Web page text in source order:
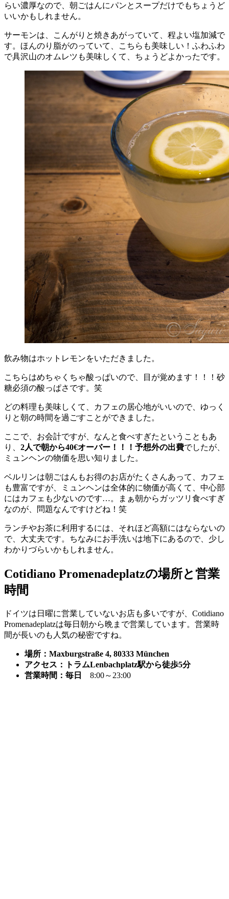
らい濃厚なので、朝ごはんにパンとスープだけでもちょうど
いいかもしれません。
サーモンは、こんがりと焼きあがっていて、程よい塩加減で
す。ほんのり脂がのっていて、こちらも美味しい！ふわふわ
で具沢山のオムレツも美味しくて、ちょうどよかったです。
飲み物はホットレモンをいただきました。
こちらはめちゃくちゃ酸っぱいので、目が覚めます！！！砂
糖必須の酸っぱさです。笑
どの料理も美味しくて、カフェの居心地がいいので、ゆっく
りと朝の時間を過ごすことができました。
ここで、お会計ですが、なんと食べすぎたということもあ
り、 2人で朝から40€オーバー！！！予想外の出費でしたが、
ミュンヘンの物価を思い知りました。
ベルリンは朝ごはんもお得のお店がたくさんあって、カフェ
も豊富ですが、ミュンヘンは全体的に物価が高くて、中心部
にはカフェも少ないのです…。まぁ朝からガッツリ食べすぎ
なのが、問題なんですけどね！笑
ランチやお茶に利用するには、それほど高額にはならないの
で、大丈夫です。ちなみにお手洗いは地下にあるので、少し
わかりづらいかもしれません。
Cotidiano Promenadeplatzの場所と営業
時間
ドイツは日曜に営業していないお店も多いですが、Cotidiano
Promenadeplatzは毎日朝から晩まで営業しています。営業時
間が長いのも人気の秘密ですね。
場所：Maxburgstraße 4, 80333 München
アクセス：トラムLenbachplatz駅から徒歩5分
営業時間：毎日 8:00～23:00